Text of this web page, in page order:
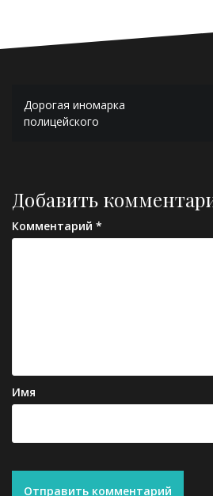
Навигация
по
Дорогая иномарка
полицейского
Добавить
Комментарий *
Имя